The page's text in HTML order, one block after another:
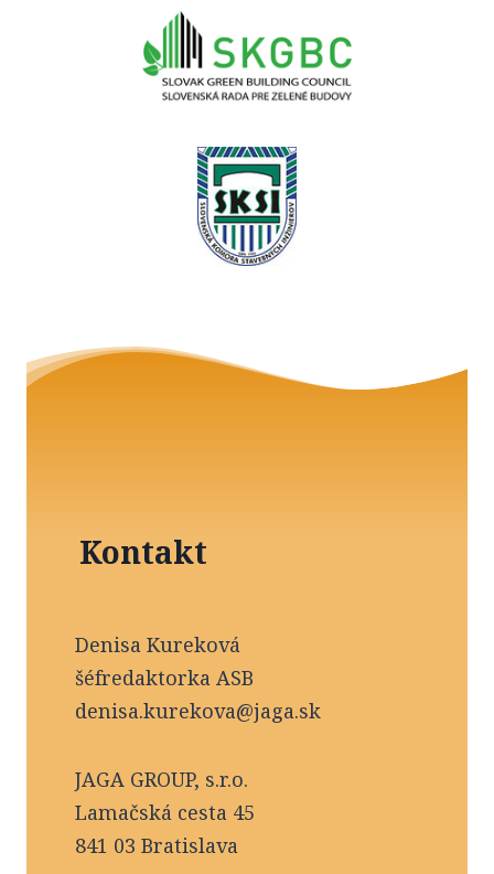
Kontakt
Denisa Kureková
šéfredaktorka ASB
denisa.kurekova@jaga.sk
JAGA GROUP, s.r.o.
Lamačská cesta 45
841 03 Bratislava